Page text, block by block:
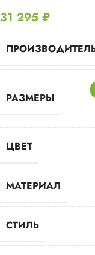
31 295 ₽
РАЗМЕРЫ
ЦВЕТ
МАТЕРИАЛ
СТИЛЬ